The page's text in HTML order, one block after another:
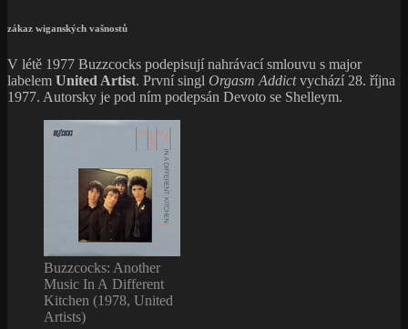
zákaz wiganských vašnostů
V létě 1977 Buzzcocks podepisují nahrávací smlouvu s major
labelem United Artist. První singl Orgasm Addictvychází 28. října
1977. Autorsky je pod ním podepsán Devoto se Shelleym.
Buzzcocks: Another
Music In A Different
Kitchen (1978, United
Artists)